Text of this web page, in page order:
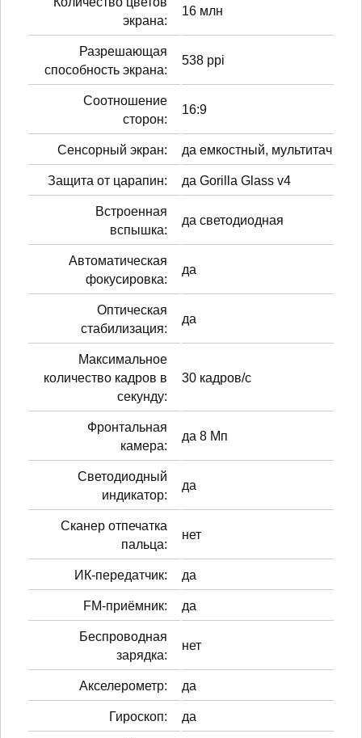
экрана:
16 млн
Разрешающая
способность экрана:
538 ppi
Соотношение
сторон:
16:9
Сенсорный экран: да емкостный, мультитач
Защита от царапин: да Gorilla Glass v4
Встроенная
вспышка:
да светодиодная
Автоматическая
фокусировка:
да
Оптическая
стабилизация:
да
Максимальное
количество кадров в
секунду:
30 кадров/с
Фронтальная
камера:
да 8 Мп
Светодиодный
индикатор:
да
Сканер отпечатка
пальца:
нет
ИК-передатчик: да
FM-приёмник: да
Беспроводная
зарядка:
нет
Акселерометр: да
Гироскоп: да